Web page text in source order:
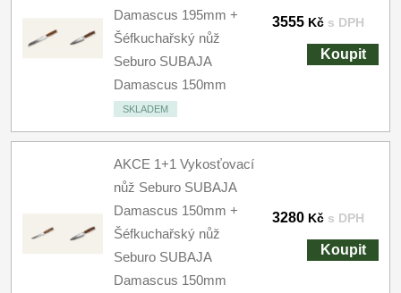
Damascus 195mm +
Šéfkuchařský nůž
Seburo SUBAJA
Damascus 150mm
SKLADEM
3555 Kč s DPH
Koupit
AKCE 1+1 Vykosťovací
nůž Seburo SUBAJA
Damascus 150mm +
Šéfkuchařský nůž
Seburo SUBAJA
Damascus 150mm
3280 Kč s DPH
Koupit